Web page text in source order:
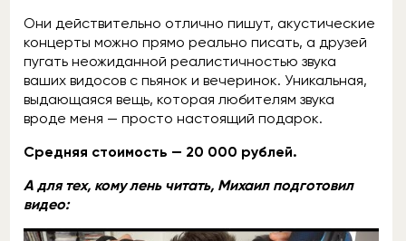
Они действительно отлично пишут, акустические
концерты можно прямо реально писать, а друзей
пугать неожиданной реалистичностью звука
ваших видосов с пьянок и вечеринок. Уникальная,
выдающаяся вещь, которая любителям звука
вроде меня — просто настоящий подарок.
Средняя стоимость — 20 000 рублей.
А для тех, кому лень читать, Михаил подготовил
видео: